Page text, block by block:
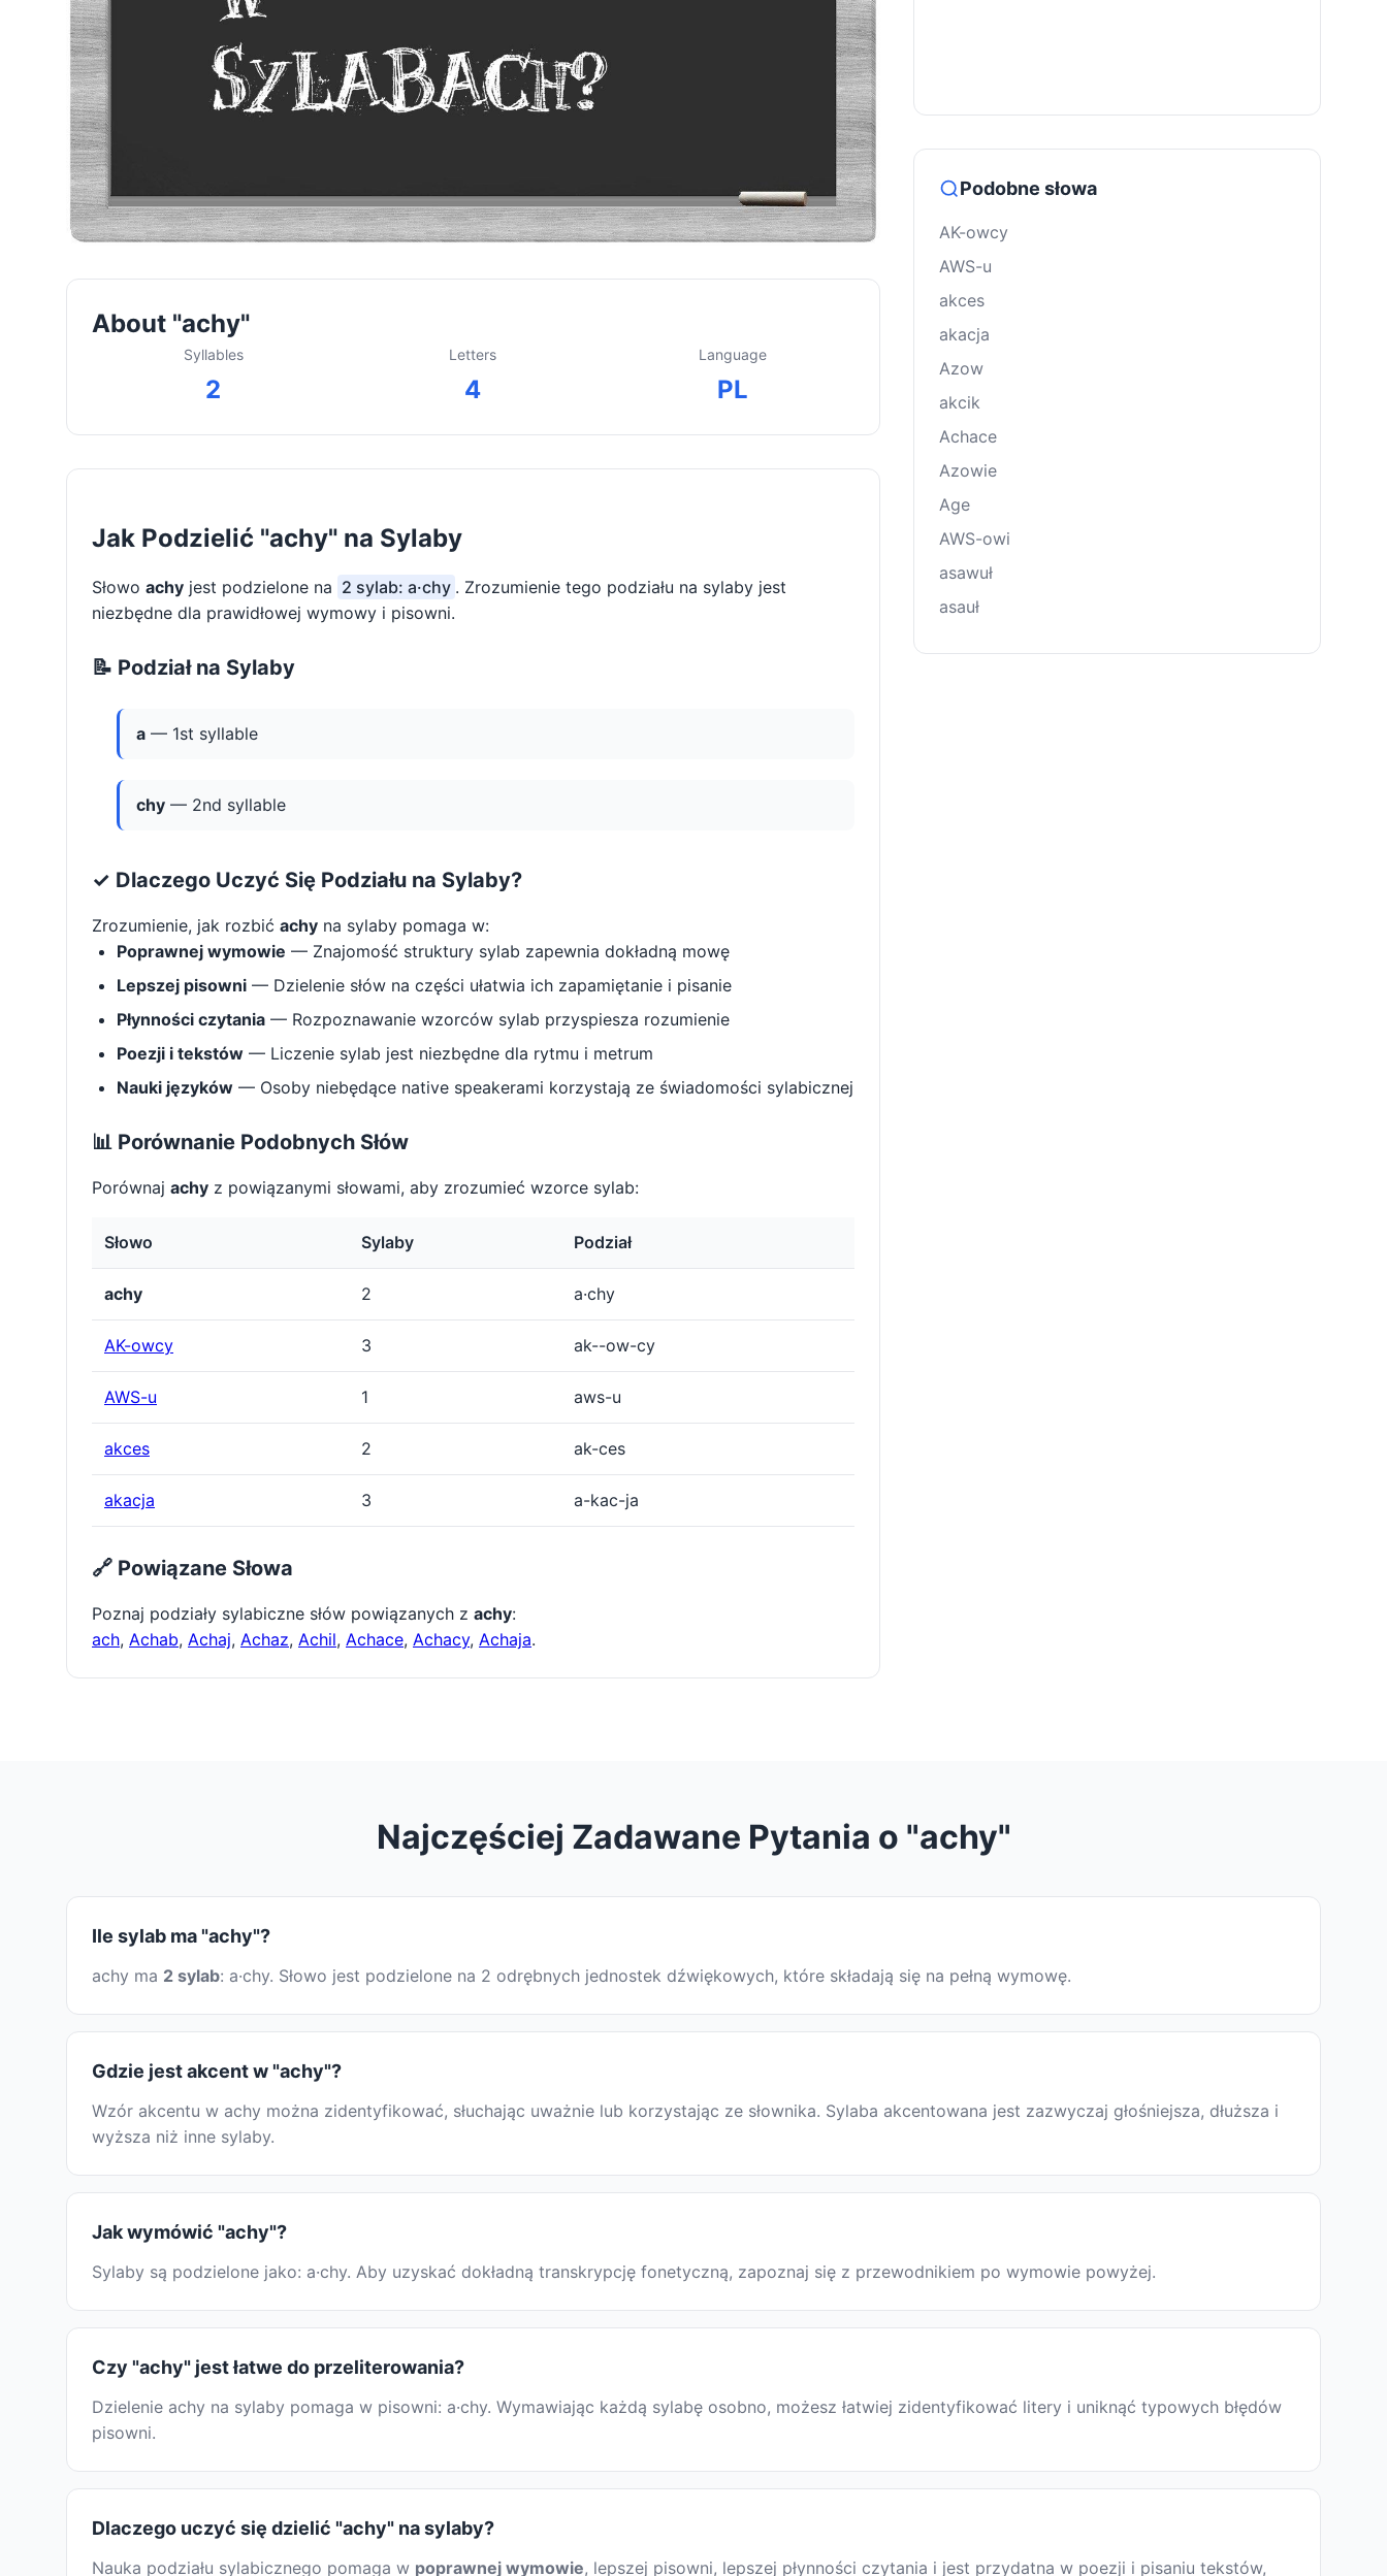
About "achy"
Syllables
2
Letters
4
Language
PL
Jak Podzielić "achy" na Sylaby
Słowo achy jest podzielone na 2 sylab: a·chy . Zrozumienie tego podziału na sylaby jest
niezbędne dla prawidłowej wymowy i pisowni.
📝 Podział na Sylaby
a — 1st syllable
chy — 2nd syllable
✓ Dlaczego Uczyć Się Podziału na Sylaby?
Zrozumienie, jak rozbić achy na sylaby pomaga w:
Poprawnej wymowie — Znajomość struktury sylab zapewnia dokładną mowę
Lepszej pisowni — Dzielenie słów na części ułatwia ich zapamiętanie i pisanie
Płynności czytania — Rozpoznawanie wzorców sylab przyspiesza rozumienie
Poezji i tekstów — Liczenie sylab jest niezbędne dla rytmu i metrum
Nauki języków — Osoby niebędące native speakerami korzystają ze świadomości sylabicznej
📊 Porównanie Podobnych Słów
Porównaj achy z powiązanymi słowami, aby zrozumieć wzorce sylab:
Słowo Sylaby Podział
achy 2 a·chy
AK-owcy 3 ak--ow-cy
AWS-u 1 aws-u
akces 2 ak-ces
akacja 3 a-kac-ja
🔗 Powiązane Słowa
Poznaj podziały sylabiczne słów powiązanych z achy:
ach, Achab, Achaj, Achaz, Achil, Achace, Achacy, Achaja.
Podobne słowa
AK-owcy
AWS-u
akces
akacja
Azow
akcik
Achace
Azowie
Age
AWS-owi
asawuł
asauł
Najczęściej Zadawane Pytania o "achy"
Ile sylab ma "achy"?
achy ma 2 sylab: a·chy. Słowo jest podzielone na 2 odrębnych jednostek dźwiękowych, które składają się na pełną wymowę.
Gdzie jest akcent w "achy"?
Wzór akcentu w achy można zidentyfikować, słuchając uważnie lub korzystając ze słownika. Sylaba akcentowana jest zazwyczaj głośniejsza, dłuższa i
wyższa niż inne sylaby.
Jak wymówić "achy"?
Sylaby są podzielone jako: a·chy. Aby uzyskać dokładną transkrypcję fonetyczną, zapoznaj się z przewodnikiem po wymowie powyżej.
Czy "achy" jest łatwe do przeliterowania?
Dzielenie achy na sylaby pomaga w pisowni: a·chy. Wymawiając każdą sylabę osobno, możesz łatwiej zidentyfikować litery i uniknąć typowych błędów
pisowni.
Dlaczego uczyć się dzielić "achy" na sylaby?
Nauka podziału sylabicznego pomaga w poprawnej wymowie, lepszej pisowni, lepszej płynności czytania i jest przydatna w poezji i pisaniu tekstów,